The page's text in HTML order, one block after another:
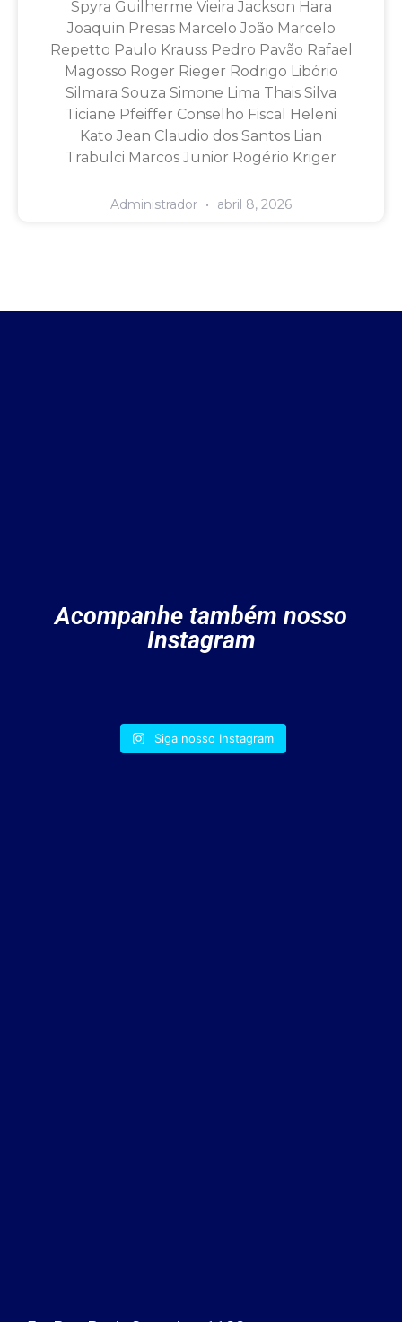
Spyra Guilherme Vieira Jackson Hara
Joaquin Presas Marcelo João Marcelo
Repetto Paulo Krauss Pedro Pavão Rafael
Magosso Roger Rieger Rodrigo Libório
Silmara Souza Simone Lima Thais Silva
Ticiane Pfeiffer Conselho Fiscal Heleni
Kato Jean Claudio dos Santos Lian
Trabulci Marcos Junior Rogério Kriger
Administrador abril 8, 2026
Acompanhe também nosso
Instagram
Siga nosso Instagram